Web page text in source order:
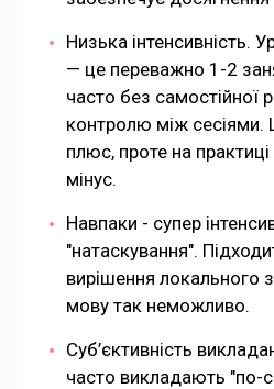
Низька інтенсивність.
— це переважно 1-2
часто без самостійної
контролю між сесіями.
плюс, проте на
мінус.
Навпаки - супер
"натаскування".
вирішення локального
мову так неможливо.
Суб’єктивність
часто викладають "по-